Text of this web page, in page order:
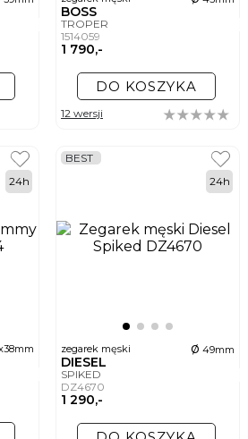
BOSS
TROPER
1514059
1 790,-
DO KOSZYKA
12 wersji
24h
zegarek męski ø 49mm
DIESEL
SPIKED
DZ4670
1 290,-
BEST
24h